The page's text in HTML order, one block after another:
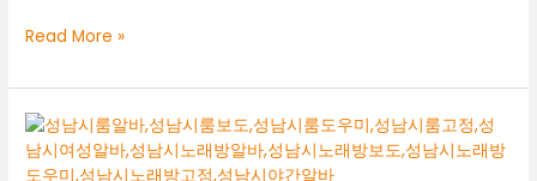
대
룸
알
바
O1O.2062.3474
Read More »